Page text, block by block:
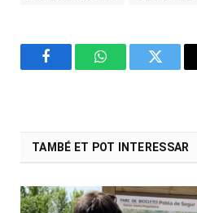
FacebookWhatsAppTwitter
TAMBÉ ET POT INTERESSAR